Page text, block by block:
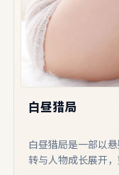
白昼猎局
白昼猎局是一部以
转与人物成长展开